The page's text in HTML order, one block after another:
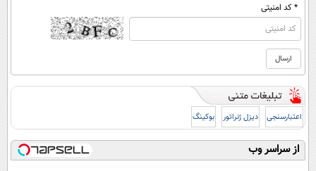
* کد امنیتی
اعتبارسنجی دیزل ژنراتور بوکینگ
از سراسر وب